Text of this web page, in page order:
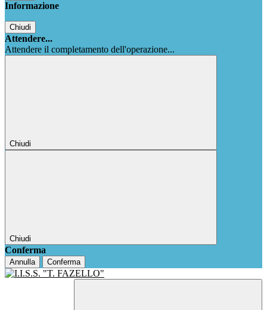
Informazione
Chiudi
Attendere...
Attendere il completamento dell'operazione...
Chiudi
Chiudi
Conferma
Annulla Conferma